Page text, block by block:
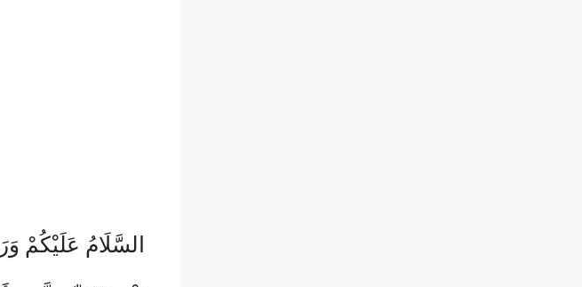
السَّلَامُ عَلَيْكُمْ